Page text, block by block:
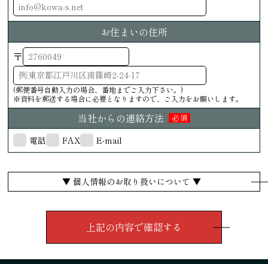
お住まいの住所
〒
(郵便番号自動入力の場合、番地までご入力下さい。)
※資料を郵送する場合に必要となりますので、ご入力をお願いします。
当社からの連絡方法 必須
電話 FAX E-mail
▼ 個人情報のお取り扱いについて ▼